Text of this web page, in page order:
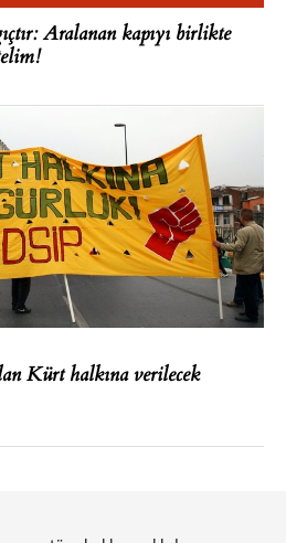
Aralanan kapıyı birlikte
Kürt halkına verilecek